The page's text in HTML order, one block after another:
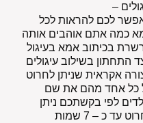
–
לכם להראות לכל
כמה אתם אוהבים אותה
בכיתוב אמא בעיגול
התחתון בשילוב עיגולים
אקראית שניתן לחרוט
כל אחד מהם את שם
לפי בקשתכם ניתן
לחרוט עד כ – 7 שמות